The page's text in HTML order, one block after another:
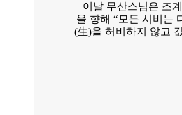
이날 무산스님은 조
을 향해 “모든 시비는
(生)을 허비하지 않고